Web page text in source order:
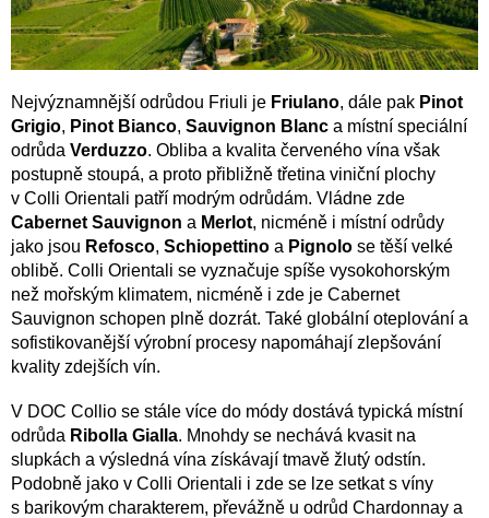
Nejvýznamnější odrůdou Friuli je Friulano, dále pak Pinot
Grigio, Pinot Bianco, Sauvignon Blanc a místní speciální
odrůda Verduzzo. Obliba a kvalita červeného vína však
postupně stoupá, a proto přibližně třetina viniční plochy
v Colli Orientali patří modrým odrůdám. Vládne zde
Cabernet Sauvignon a Merlot, nicméně i místní odrůdy
jako jsou Refosco, Schiopettino a Pignolo se těší velké
oblibě. Colli Orientali se vyznačuje spíše vysokohorským
než mořským klimatem, nicméně i zde je Cabernet
Sauvignon schopen plně dozrát. Také globální oteplování a
sofistikovanější výrobní procesy napomáhají zlepšování
kvality zdejších vín.
V DOC Collio se stále více do módy dostává typická místní
odrůda Ribolla Gialla. Mnohdy se nechává kvasit na
slupkách a výsledná vína získávají tmavě žlutý odstín.
Podobně jako v Colli Orientali i zde se lze setkat s víny
s barikovým charakterem, převážně u odrůd Chardonnay a